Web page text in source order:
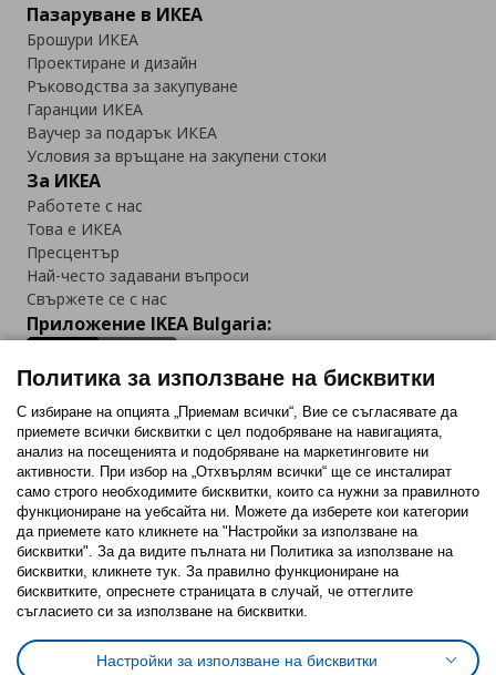
Пазаруване в ИКЕА
Брошури ИКЕА
Проектиране и дизайн
Ръководства за закупуване
Гаранции ИКЕА
Ваучер за подарък ИКЕА
Условия за връщане на закупени стоки
За ИКЕА
Работете с нас
Това е ИКЕА
Пресцентър
Най-често задавани въпроси
Свържете се с нас
Приложение IKEA Bulgaria:
Последвайте ни:
FacebookTwitterYoutubePinterestInstagram
Политика за използване на бисквитки (Cookies)
Избор на настройки за използване на бисквитки
Условия за ползване на ikea.bgОбща политика за личните данни
Политика за използване на бисквитки
С избиране на опцията „Приемам всички“, Вие се съгласявате да
приемете всички бисквитки с цел подобряване на навигацията,
анализ на посещенията и подобряване на маркетинговите ни
активности. При избор на „Отхвърлям всички“ ще се инсталират
само строго необходимитe бисквитки, които са нужни за правилното
функциониране на уебсайта ни. Можете да изберете кои категории
да приемете като кликнете на "Настройки за използване на
бисквитки". За да видите пълната ни Политика за използване на
бисквитки, кликнете тук. За правилно функциониране на
бисквитките, опреснете страницата в случай, че оттеглите
съгласието си за използване на бисквитки.
Настройки за използване на бисквитки